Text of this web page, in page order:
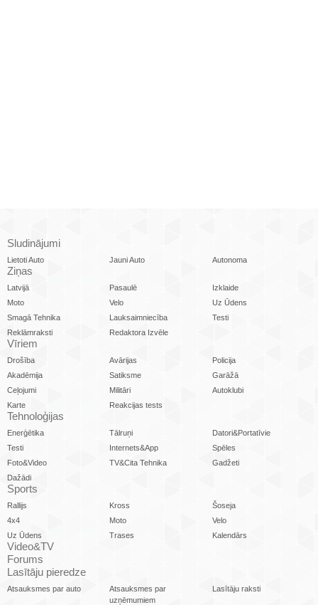
Sludinājumi
Lietoti Auto Jauni Auto Autonoma
Ziņas
Latvijā Pasaulē
Izklaide
Moto
Velo
Uz Ūdens
Smagā Tehnika
Lauksaimniecība
Testi
Reklāmraksti
Redaktora Izvēle
Vīriem
Drošība Avārijas
Policija
Akadēmija
Satiksme
Garāžā
Ceļojumi
Militāri
Autoklubi
Karte
Reakcijas tests
Tehnoloģijas
Enerģētika Tālruņi
Datori&Portatīvie
Testi
Internets&App
Spēles
Foto&Video
TV&Cita Tehnika
Gadžeti
Dažādi
Sports
Rallijs Kross
Šoseja
4x4
Moto
Velo
Uz Ūdens
Trases Kalendārs
Video&TV
Forums
Lasītāju pieredze
Atsauksmes par auto
Atsauksmes par
uzņēmumiem
Lasītāju raksti